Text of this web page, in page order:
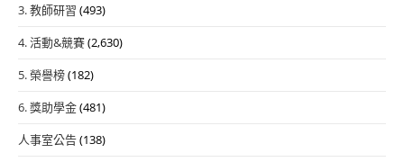
3. 教師研習 (493)
4. 活動&競賽(2,630)
5. 榮譽榜(182)
6. 獎助學金(481)
人事室公告(138)